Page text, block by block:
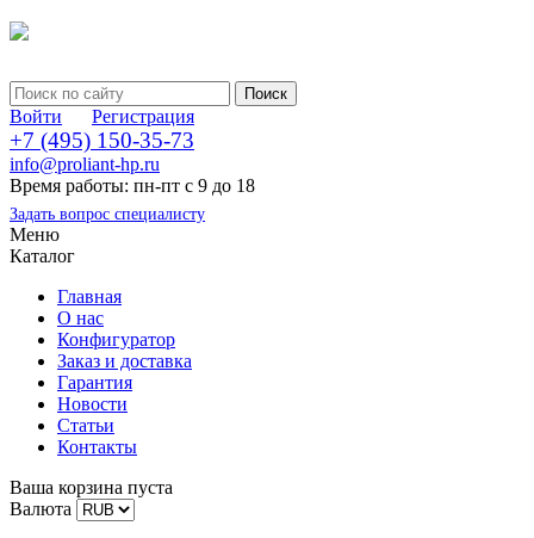
Войти Регистрация
+7 (495) 150-35-73
info@proliant-hp.ru
Время работы: пн-пт с 9 до 18
Задать вопрос специалисту
Меню
Каталог
Главная
О нас
Конфигуратор
Заказ и доставка
Гарантия
Новости
Статьи
Контакты
Ваша корзина пуста
Валюта